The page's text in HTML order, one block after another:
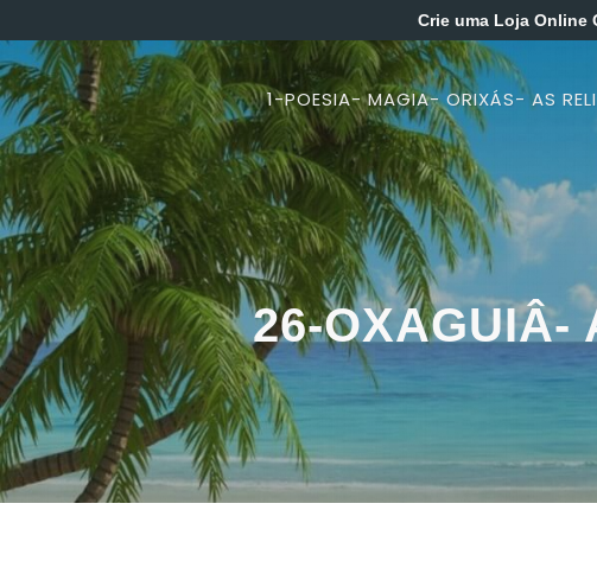
1-POESIA- MAGIA- ORIXÁS- AS
26-OXAGUIÂ-
Crie uma Loja Online